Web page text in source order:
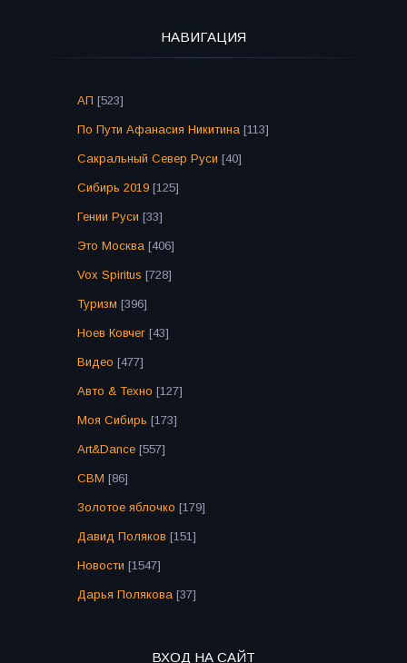
НАВИГАЦИЯ
АП [523]
По Пути Афанасия Никитина [113]
Сакральный Север Руси [40]
Сибирь 2019 [125]
Гении Руси [33]
Это Москва [406]
Vox Spiritus [728]
Туризм [396]
Ноев Ковчег [43]
Видео [477]
Авто & Техно [127]
Моя Сибирь [173]
Art&Dance [557]
СВМ [86]
Золотое яблочко [179]
Давид Поляков [151]
Новости [1547]
Дарья Полякова [37]
ВХОД НА САЙТ